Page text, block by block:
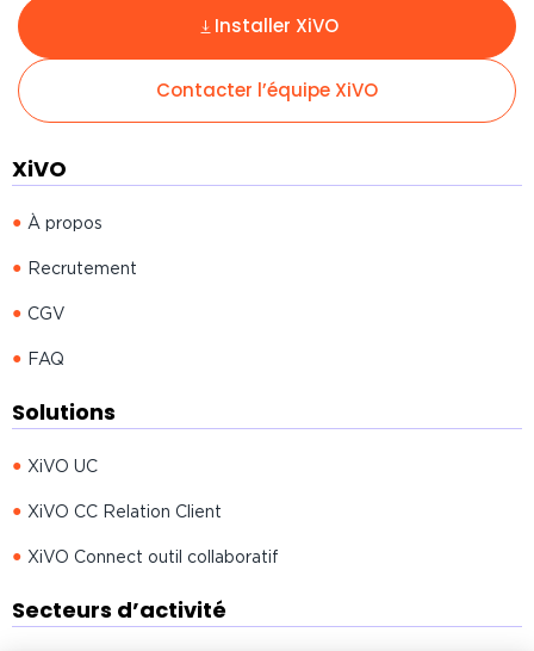
Installer XiVO
Contacter l’équipe XiVO
XiVO
À propos
Recrutement
CGV
FAQ
Solutions
XiVO UC
XiVO CC Relation Client
XiVO Connect outil collaboratif
Secteurs d’activité